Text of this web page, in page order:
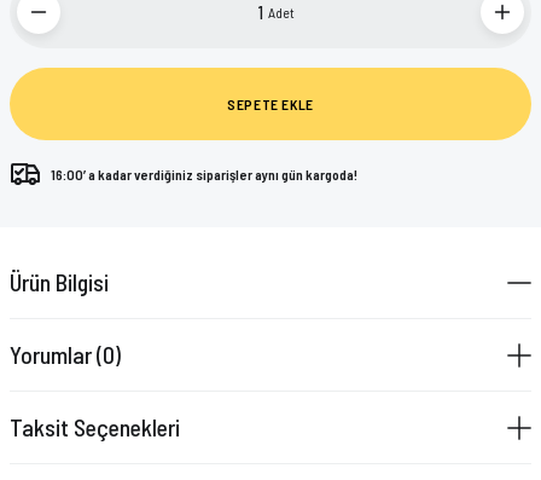
Adet
SEPETE EKLE
16:00’ a kadar verdiğiniz siparişler aynı gün kargoda!
Ürün Bilgisi
Yorumlar (0)
Taksit Seçenekleri